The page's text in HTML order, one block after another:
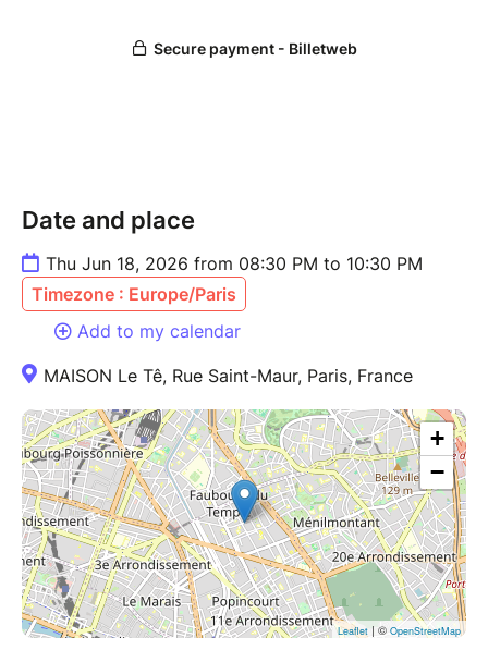
Date and place
Thu Jun 18, 2026 from 08:30 PM to 10:30 PM
Timezone : Europe/Paris
Add to my calendar
MAISON Le Tê, Rue Saint-Maur, Paris, France
+
−
Leaflet | © OpenStreetMap